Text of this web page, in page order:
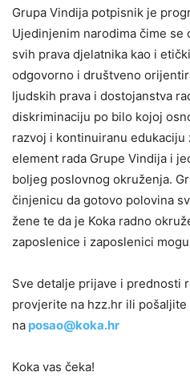
Grupa Vindija potpisnik je
Ujedinjenim narodima čime se
svih prava djelatnika kao i
odgovorno i društveno
ljudskih prava i dostojanstva
diskriminaciju po bilo kojoj
razvoj i kontinuiranu edukaciju
element rada Grupe Vindija i
boljeg poslovnog okruženja.
činjenicu da gotovo polovina
žene te da je Koka radno
zaposlenice i zaposlenici
Sve detalje prijave i prednosti
provjerite na hzz.hr ili
na posao@koka.hr
Koka vas čeka!